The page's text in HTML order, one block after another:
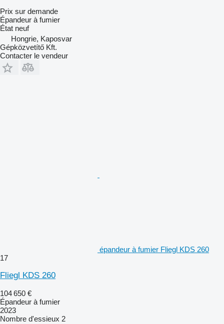
Prix sur demande
Épandeur à fumier
État neuf
Hongrie, Kaposvar
Gépközvetítő Kft.
Contacter le vendeur
épandeur à fumier Fliegl KDS 260
17
Fliegl KDS 260
104 650 €
Épandeur à fumier
2023
Nombre d'essieux 2